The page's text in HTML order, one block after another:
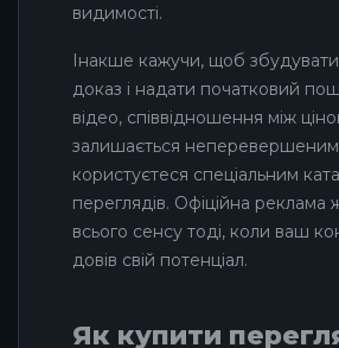
видимості.
Інакше кажучи, щоб збудувати
доказ і надати початковий
відео, співвідношення між
залишається
користуєтеся спеціальним
переглядів. Офіційна реклама
всього сенсу тоді, коли ваш
довів свій потенціал.
Як купити